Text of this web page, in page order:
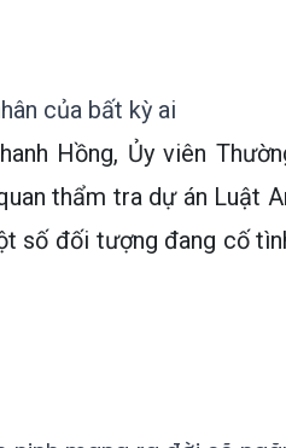
của bất kỳ ai
Hồng, Ủy viên
thẩm tra dự án Luật
số đối tượng đang cố